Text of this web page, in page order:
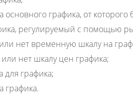
графика, от которого
регулируемый с помощью
нет временную шкалу на
нет шкалу цен графика;
графика;